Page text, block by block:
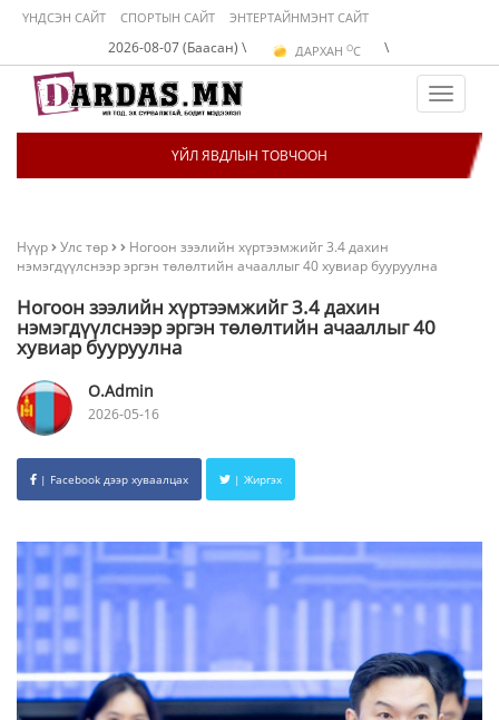
ҮНДСЭН САЙТ СПОРТЫН САЙТ ЭНТЕРТАЙНМЭНТ САЙТ
2026-08-07 (Баасан) \ ДАРХАН OC
ЭРДЭНЭТ C
\
Toggle
ҮЙЛ ЯВДЛЫН ТОВЧООН
Нүүр Улс төр
Ногоон зээлийн хүртээмжийг 3.4 дахин
нэмэгдүүлснээр эргэн төлөлтийн ачааллыг 40 хувиар бууруулна
Ногоон зээлийн хүртээмжийг 3.4 дахин
нэмэгдүүлснээр эргэн төлөлтийн ачааллыг 40
хувиар бууруулна
O.Admin
2026-05-16
| Facebook дээр хуваалцах | Жиргэх